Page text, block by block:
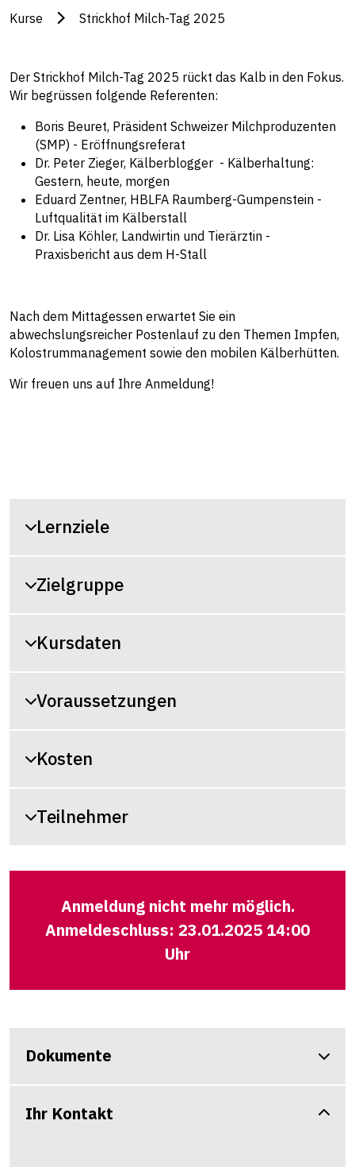
Kurse Strickhof Milch-Tag 2025
Der Strickhof Milch-Tag 2025 rückt das Kalb in den Fokus.
Wir begrüssen folgende Referenten:
Boris Beuret, Präsident Schweizer Milchproduzenten
(SMP) - Eröffnungsreferat
Dr. Peter Zieger, Kälberblogger - Kälberhaltung:
Gestern, heute, morgen
Eduard Zentner, HBLFA Raumberg-Gumpenstein -
Luftqualität im Kälberstall
Dr. Lisa Köhler, Landwirtin und Tierärztin -
Praxisbericht aus dem H-Stall
Nach dem Mittagessen erwartet Sie ein
abwechslungsreicher Postenlauf zu den Themen Impfen,
Kolostrummanagement sowie den mobilen Kälberhütten.
Wir freuen uns auf Ihre Anmeldung!
Lernziele
Zielgruppe
Kursdaten
Voraussetzungen
Kosten
Teilnehmer
Anmeldung nicht mehr möglich.
Anmeldeschluss: 23.01.2025 14:00
Uhr
Dokumente
Ihr Kontakt